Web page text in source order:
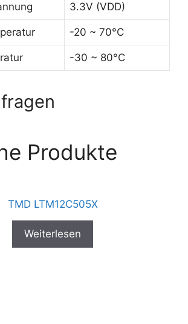
3.3V (VDD)
-20 ~ 70°C
-30 ~ 80°C
Produkte
TMD LTM12C505X
Weiterlesen